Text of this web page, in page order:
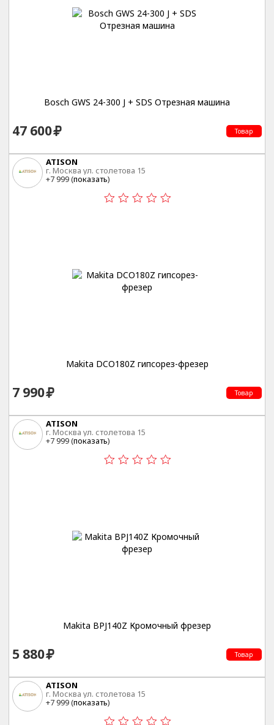
Bosch GWS 24-300 J + SDS Отрезная машина
47 600 Товар
ATISON
г. Москва ул. столетова 15
+7 999 (показать)
Makita DCO180Z гипсорез-фрезер
7 990 Товар
ATISON
г. Москва ул. столетова 15
+7 999 (показать)
Makita BPJ140Z Кромочный фрезер
5 880 Товар
ATISON
г. Москва ул. столетова 15
+7 999 (показать)